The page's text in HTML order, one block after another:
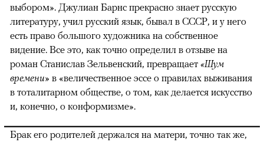
выбором». Джулиан Барнс прекрасно знает русскую
литературу, учил русский язык, бывал в СССР, и у него
есть право большого художника на собственное
видение. Все это, как точно определил в отзыве на
роман Станислав Зельвенский, превращает «Шум
времени» в «величественное эссе о правилах выживания
в тоталитарном обществе, о том, как делается искусство
и, конечно, о конформизме».
Брак его родителей держался на матери, точно так же,